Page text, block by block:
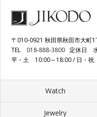
〒010-0921 秋田県秋田市大町
TEL 018-888-3800 定休日
平・土 10:00～18:00 / 日・
Watch
Jewelry